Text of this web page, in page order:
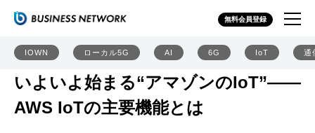
無料会員登録
IOWN ローカル5G AI 6G IoT 通
いよいよ始まる“アマゾンのIoT”――
AWS IoTの主要機能とは